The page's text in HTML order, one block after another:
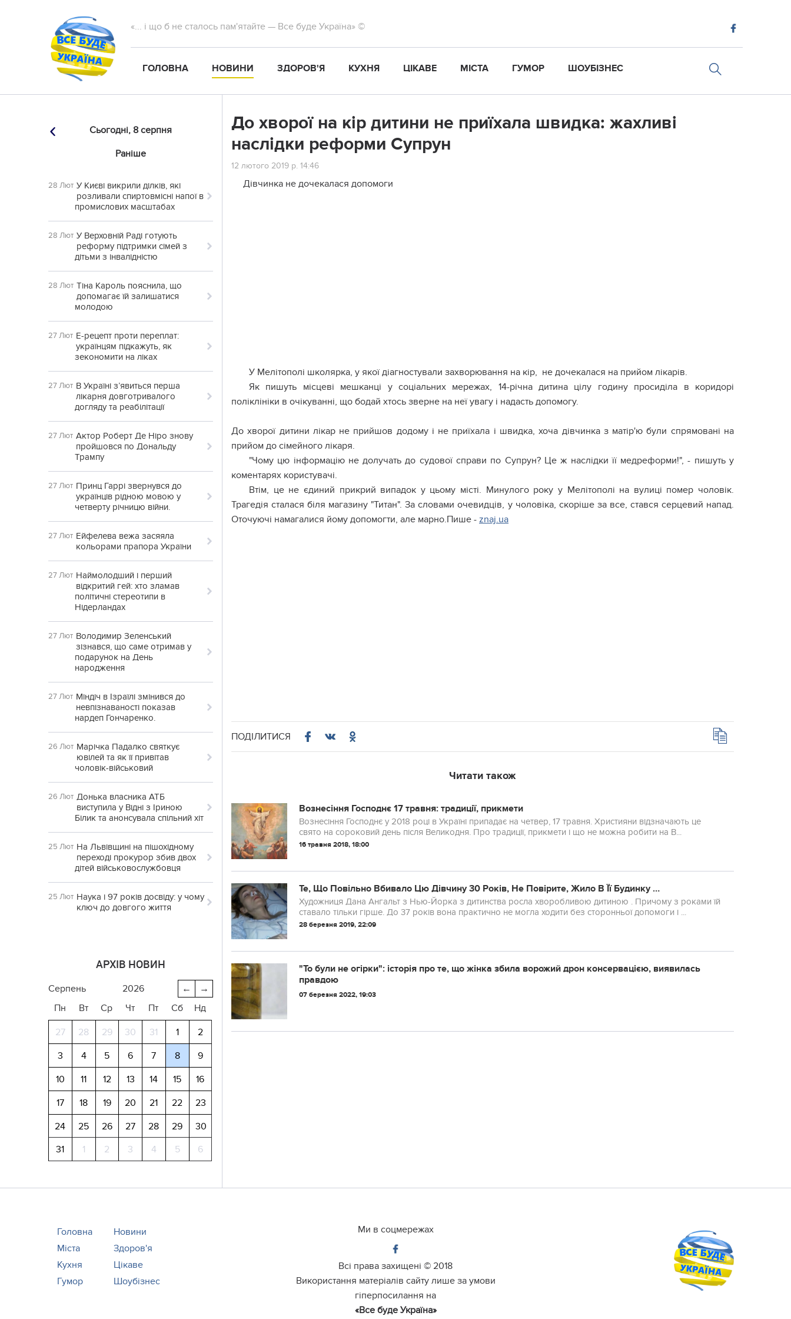
«... і що б не сталось пам'ятайте — Все буде Україна» ©
ГОЛОВНА НОВИНИ ЗДОРОВ'Я КУХНЯ ЦІКАВЕ МІСТА ГУМОР ШОУБІЗНЕС
Сьогодні, 8 серпня
Раніше
28 Лют У Києві викрили ділків, які
розливали спиртовмісні напої в
промислових масштабах
28 Лют У Верховній Раді готують
реформу підтримки сімей з
дітьми з інвалідністю
28 Лют Тіна Кароль пояснила, що
допомагає їй залишатися
молодою
27 Лют Е-рецепт проти переплат:
українцям підкажуть, як
зекономити на ліках
27 Лют В Україні з’явиться перша
лікарня довготривалого
догляду та реабілітації
27 Лют Актор Роберт Де Ніро знову
пройшовся по Дональду
Трампу
27 Лют Принц Гаррі звернувся до
українців рідною мовою у
четверту річницю війни.
27 Лют Ейфелева вежа засяяла
кольорами прапора України
27 Лют Наймолодший і перший
відкритий гей: хто зламав
політичні стереотипи в
Нідерландах
27 Лют Володимир Зеленський
зізнався, що саме отримав у
подарунок на День
народження
27 Лют Міндіч в Ізраїлі змінився до
невпізнаваності показав
нардеп Гончаренко.
26 Лют Марічка Падалко святкує
ювілей та як її привітав
чоловік-військовий
26 Лют Донька власника АТБ
виступила у Відні з Іриною
Білик та анонсувала спільний хіт
25 Лют На Львівщині на пішохідному
переході прокурор збив двох
дітей військовослужбовця
25 Лют Наука і 97 років досвіду: у чому
ключ до довгого життя
АРХІВ НОВИН
→
←
серпень
2026
Пн
Вт Ср Чт Пт Сб Нд
27 28 29 30 31 1
2
3
4 5 6 7 8
9
10
11 12 13 14 15
16
17
18 19 20 21 22
23
24
25 26 27 28 29
30
31
1 2 3 4 5 6
До хворої на кір дитини не приїхала швидка: жахливі
наслідки реформи Супрун
12 лютого 2019 р. 14:46
Дівчинка не дочекалася допомоги
У Мелітополі школярка, у якої діагностували захворювання на кір, не дочекалася на прийом лікарів.
Як пишуть місцеві мешканці у соціальних мережах, 14-річна дитина цілу годину просиділа в коридорі
поліклініки в очікуванні, що бодай хтось зверне на неї увагу і надасть допомогу.
До хворої дитини лікар не прийшов додому і не приїхала і швидка, хоча дівчинка з матір'ю були спрямовані на
прийом до сімейного лікаря.
"Чому цю інформацію не долучать до судової справи по Супрун? Це ж наслідки її медреформи!", - пишуть у
коментарях користувачі.
Втім, це не єдиний прикрий випадок у цьому місті. Минулого року у Мелітополі на вулиці помер чоловік.
Трагедія сталася біля магазину "Титан". За словами очевидців, у чоловіка, скоріше за все, стався серцевий напад.
Оточуючі намагалися йому допомогти, але марно.Пише - znaj.ua
ПОДІЛИТИСЯ
Читати також
Вознесіння Господнє 17 травня: традиції, прикмети
Вознесіння Господнє у 2018 році в Україні припадає на четвер, 17 травня. Християни відзначають це
свято на сороковий день після Великодня. Про традиції, прикмети і що не можна робити на В...
16 травня 2018, 18:00
Те, Що Повільно Вбивало Цю Дівчину 30 Років, Не Повірите, Жило В Її Будинку …
Художниця Дана Ангальт з Нью-Йорка з дитинства росла хворобливою дитиною . Причому з роками їй
ставало тільки гірше. До 37 років вона практично не могла ходити без сторонньої допомоги і ...
28 березня 2019, 22:09
"То були не огірки": історія про те, що жінка збила ворожий дрон консервацією, виявилась
правдою
07 березня 2022, 19:03
Головна
Новини
Міста
Здоров'я
Кухня
Цікаве
Гумор
Шоубізнес
Ми в соцмережах
Всі права захищені © 2018
Використання матеріалів сайту лише за умови
гіперпосилання на
«Все буде Україна»